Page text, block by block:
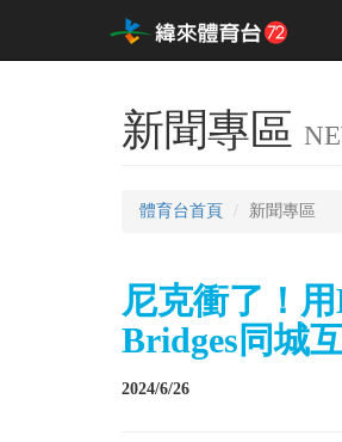
新聞專區
體育台首頁 新聞專區
尼克衝了！
Bridges同城
2024/6/26